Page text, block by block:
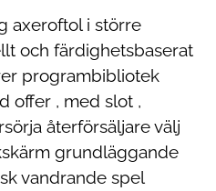
axeroftol i större
och färdighetsbaserat
programbibliotek
offer , med slot ,
återförsäljare välj
grundläggande
vandrande spel